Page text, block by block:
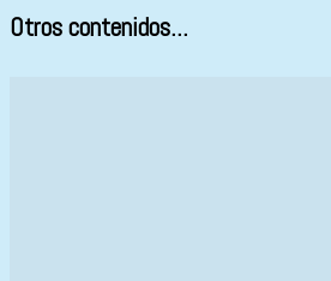
Otros contenidos...